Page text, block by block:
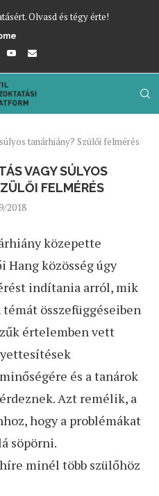
Olvasd és tégy érte!
tanárhiány? Szülői felmérés
VAGY SÚLYOS
FELMÉRÉS
2018
közepette
Hang közösség úgy
indítania arról, mik
összefüggéseiben
értelemben vett
és a tanárok
Azt remélik, a
hogy a problémákat
söpörni.
minél több szülőhöz